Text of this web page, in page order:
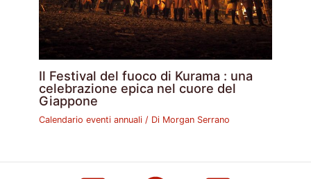
Il Festival del fuoco di Kurama : una
celebrazione epica nel cuore del
Giappone
Calendario eventi annuali / Di Morgan Serrano